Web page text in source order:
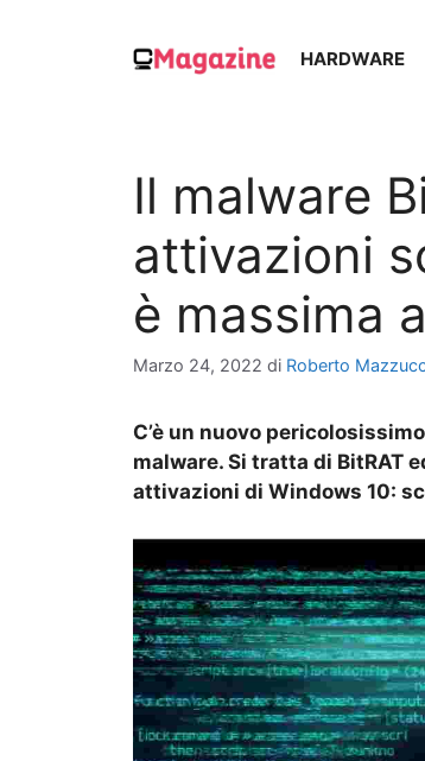
HARDWARE
Il malware
attivazioni
è massima
Marzo 24, 2022 di Roberto
C’è un nuovo
malware. Si tratta di BitRAT
attivazioni di Windows 10: